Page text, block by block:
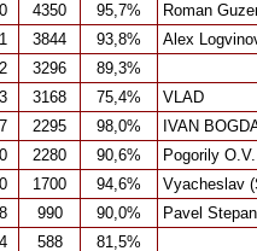
4350 95,7%
Roman
3844 93,8%
Alex
3296
89,3%
3168 75,4%
VLAD
2295 98,0%
IVAN
2280 90,6%
Pogorily O.V.
1700 94,6%
Vyacheslav
990 90,0%
Pavel
588
81,5%